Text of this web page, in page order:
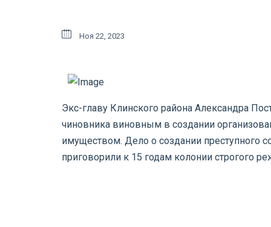
Ноя 22, 2023
Экс-главу Клинского района Александра
чиновника виновным в создании
имуществом. Дело о создании преступного
приговорили к 15 годам колонии строгого